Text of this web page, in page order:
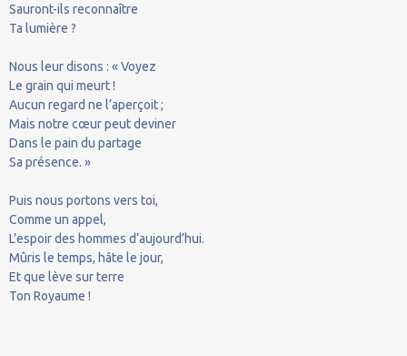
Sauront-ils reconnaître
Ta lumière ?
Nous leur disons : « Voyez
Le grain qui meurt !
Aucun regard ne l’aperçoit ;
Mais notre cœur peut deviner
Dans le pain du partage
Sa présence. »
Puis nous portons vers toi,
Comme un appel,
L’espoir des hommes d’aujourd’hui.
Mûris le temps, hâte le jour,
Et que lève sur terre
Ton Royaume !